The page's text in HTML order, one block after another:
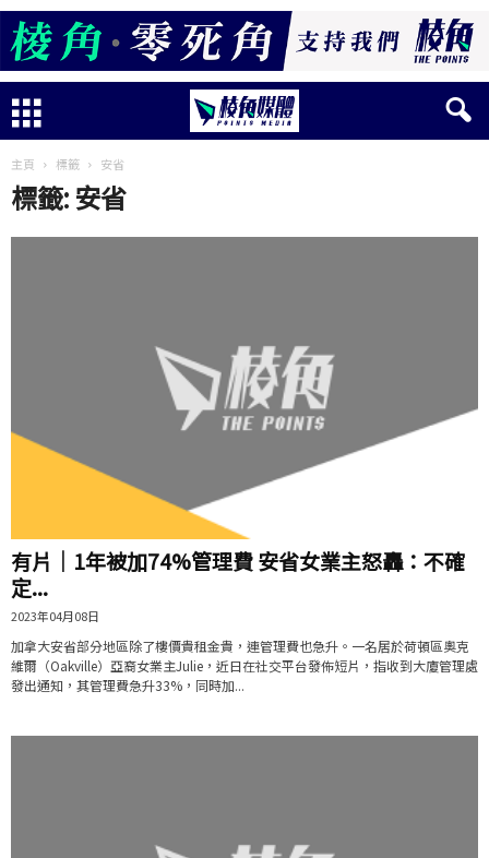
主頁 標籤 安省
標籤: 安省
有片│1年被加74%管理費 安省女業主怒轟：不確
定...
2023年04月08日
加拿大安省部分地區除了樓價貴租金貴，連管理費也急升。一名居於荷頓區奧克
維爾（Oakville）亞裔女業主Julie，近日在社交平台發佈短片，指收到大廈管理處
發出通知，其管理費急升33%，同時加...